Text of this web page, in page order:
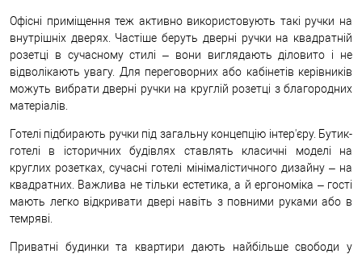
Офісні приміщення теж активно використовують такі ручки на
внутрішніх дверях. Частіше беруть дверні ручки на квадратній
розетці в сучасному стилі – вони виглядають діловито і не
відволікають увагу. Для переговорних або кабінетів керівників
можуть вибрати дверні ручки на круглій розетці з благородних
матеріалів.
Готелі підбирають ручки під загальну концепцію інтер'єру. Бутик-
готелі в історичних будівлях ставлять класичні моделі на
круглих розетках, сучасні готелі мінімалістичного дизайну – на
квадратних. Важлива не тільки естетика, а й ергономіка – гості
мають легко відкривати двері навіть з повними руками або в
темряві.
Приватні будинки та квартири дають найбільше свободи у